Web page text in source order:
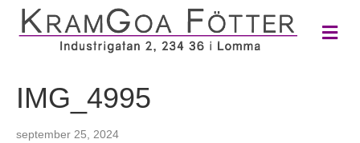
M
e
IMG_4995
september 25, 2024